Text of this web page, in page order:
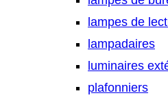
lampes de
lampadaires
luminaires
plafonniers